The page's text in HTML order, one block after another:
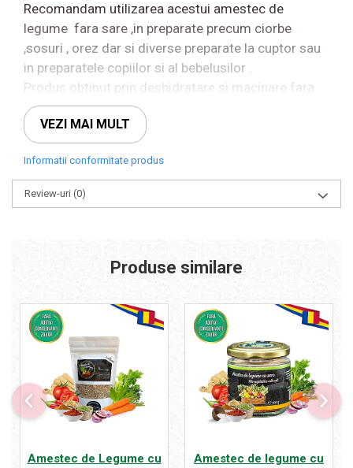
Recomandam utilizarea acestui amestec de
legume fara sare ,in preparate precum ciorbe
,sosuri , orez dar si diverse preparate la cuptor sau
in preparatele copiilor si al bebelusilor .
Produs obținut prin deshidratare si macinare fara
adaos de zahar ,sare ,conservanti sau aditivi.
Ingrediente in cantitate variabila: Morcov,
Telina,Pastarnac ,Patrunjel, Ardei,Rosii,Ceapa,Frunze
Pătrunjel.
Cantitate neta : 250 g
Baza ideala in orice preparat Legumele uscate sunt
rezulta este un belsug de savoare .
Legume procesam in medie 1.1 kg de Legume
proaspete .
Tare drag ne este sa le Faurim toate acestea in
Inima Apusenilor .
VEZI MAI MULT
Informatii conformitate produs
Review-uri (0)
Produse similare
Amestec de Legume cu
Amestec de legume cu